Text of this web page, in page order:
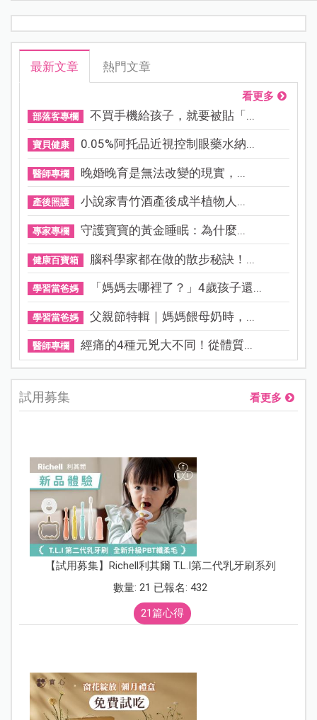
最新文章 熱門文章
看更多
部落客專欄 不買手機給孩子，就要被貼「...
寶貝健康 0.05%阿托品近視控制眼藥水納...
醫師專欄 晚婚晚育是無法改變的現實，...
產後照護 小說家青竹酒產後成半植物人...
專家專欄 守護寶寶的黃金睡眠：為什麼...
健康百寶箱 腦科學家都在做的散步秘訣！...
學習當爸媽 「媽媽去哪裡了？」4歲孩子還...
學習當爸媽 父親節特輯｜媽媽餵母奶時，...
醫師專欄 經痛的4種元兇大不同！從體質...
試用募集 看更多
【試用募集】Richell利其爾 T.L.I第二代乳牙刷系列
數量: 21 已報名: 432
21篇心得